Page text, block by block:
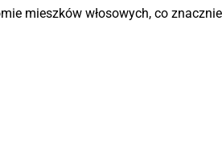
mieszków włosowych, co